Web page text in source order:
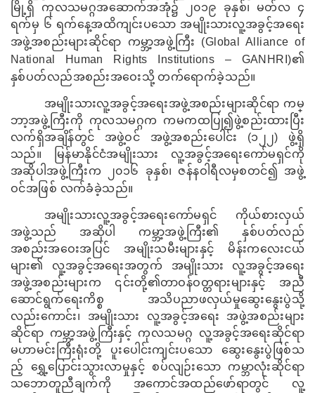
မြို့ရှိ ကုလသမဂ္ဂအဆောက်အအုံ၌ ၂၀၁၉ ခုနှစ်၊ မတ်လ ၄
ရက်မှ ၆ ရက်နေ့အထိကျင်းပသော အမျိုးသားလူ့အခွင့်အရေး
အဖွဲ့အစည်းများဆိုင်ရာ ကမ္ဘာ့အဖွဲ့ကြီး (Global Alliance of
National Human Rights Institutions – GANHRI)၏
နှစ်ပတ်လည်အစည်းအဝေးသို့ တက်ရောက်ခဲ့သည်။
အမျိုးသားလူ့အခွင့်အရေးအဖွဲ့အစည်းများဆိုင်ရာ ကမ္
ဘာ့အဖွဲ့ကြီးကို ကုလသမဂ္ဂက ကမကထပြု၍ဖွဲ့စည်းထားပြီး
လက်ရှိအချိန်တွင် အဖွဲ့ဝင် အဖွဲ့အစည်းပေါင်း (၁၂၂) ဖွဲ့ရှိ
သည်။ မြန်မာနိုင်ငံအမျိုးသား လူ့အခွင့်အရေးကော်မရှင်ကို
အဆိုပါအဖွဲ့ကြီးက ၂၀၁၆ ခုနှစ်၊ ဇန်နဝါရီလမှစတင်၍ အဖွဲ့
ဝင်အဖြစ် လက်ခံခဲ့သည်။
အမျိုးသားလူ့အခွင့်အရေးကော်မရှင် ကိုယ်စားလှယ်
အဖွဲ့သည် အဆိုပါ ကမ္ဘာ့အဖွဲ့ကြီး၏ နှစ်ပတ်လည်
အစည်းအဝေးအပြင် အမျိုးသမီးများနှင့် မိန်းကလေးငယ်
များ၏ လူ့အခွင့်အရေးအတွက် အမျိုးသား လူ့အခွင့်အရေး
အဖွဲ့အစည်းများက ၎င်းတို့၏တာဝန်ဝတ္တရားများနှင့် အညီ
ဆောင်ရွက်ရေးကိစ္စ အသိပညာဖလှယ်မှုဆွေးနွေးပွဲသို့
လည်းကောင်း၊ အမျိုးသား လူ့အခွင့်အရေး အဖွဲ့အစည်းများ
ဆိုင်ရာ ကမ္ဘာ့အဖွဲ့ကြီးနှင့် ကုလသမဂ္ဂ လူ့အခွင့်အရေးဆိုင်ရာ
မဟာမင်းကြီးရုံးတို့ ပူးပေါင်းကျင်းပသော ဆွေးနွေးပွဲဖြစ်သ
ည့် ရွှေ့ပြောင်းသွားလာမှုနှင့် စပ်လျဉ်းသော ကမ္ဘာလုံးဆိုင်ရာ
သဘောတူညီချက်ကို အကောင်အထည်ဖော်ရာတွင် လူ့